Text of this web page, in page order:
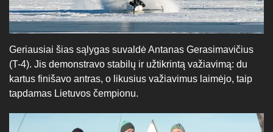
Geriausiai šias sąlygas suvaldė Antanas Gerasimavičius
(T-4). Jis demonstravo stabilų ir užtikrintą važiavimą: du
kartus finišavo antras, o likusius važiavimus laimėjo, taip
tapdamas Lietuvos čempionu.